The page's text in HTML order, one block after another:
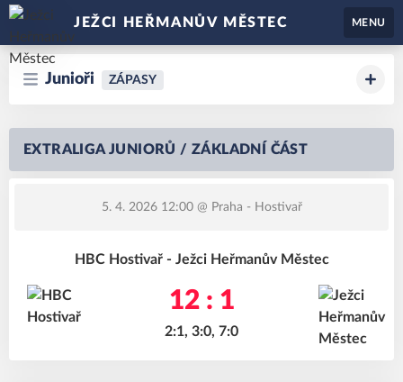
JEŽCI HEŘMANŮV MĚSTEC MENU
Junioři ZÁPASY
EXTRALIGA JUNIORŮ / ZÁKLADNÍ ČÁST
5. 4. 2026 12:00@ Praha - Hostivař
HBC Hostivař - Ježci Heřmanův Městec
12 : 1
2:1, 3:0, 7:0